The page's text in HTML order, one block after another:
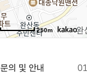
250m
문의 및 안내